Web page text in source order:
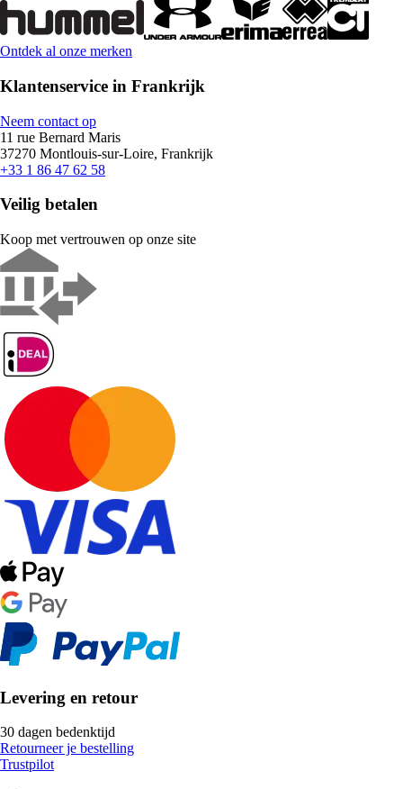
Ontdek al onze merken
Klantenservice in Frankrijk
Neem contact op
11 rue Bernard Maris
37270 Montlouis-sur-Loire, Frankrijk
+33 1 86 47 62 58
Veilig betalen
Koop met vertrouwen op onze site
Levering en retour
30 dagen bedenktijd
Retourneer je bestelling
Trustpilot